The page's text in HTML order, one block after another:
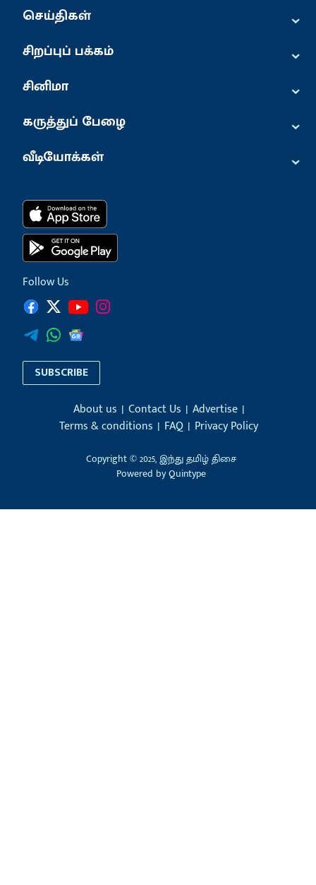
Follow Us
SUBSCRIBE
செய்திகள் ⌄
சிறப்புப் பக்கம் ⌄
சினிமா ⌄
கருத்துப் பேழை ⌄
வீடியோக்கள் ⌄
About us Contact Us
Advertise
Terms & conditions
FAQ Privacy Policy
Copyright © 2025, இந்து தமிழ் திசை
Powered byQuintype